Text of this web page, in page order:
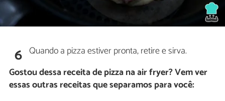
6 Quando a pizza estiver pronta, retire e sirva.
Gostou dessa receita de pizza na air fryer? Vem ver
essas outras receitas que separamos para você: